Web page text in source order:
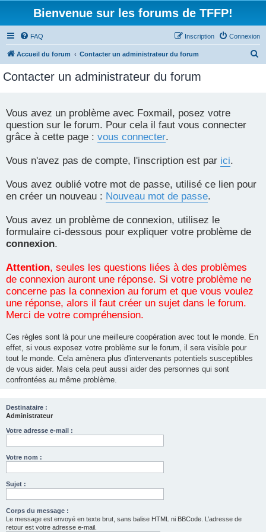
Bienvenue sur les forums de TFFP!
FAQ Connexion
Inscription
Accueil du forum Contacter un administrateur du forum
Contacter un administrateur du forum
Vous avez un problème avec Foxmail, posez votre
question sur le forum. Pour cela il faut vous connecter
grâce à cette page : vous connecter.
Vous n'avez pas de compte, l'inscription est par ici.
Vous avez oublié votre mot de passe, utilisé ce lien pour
en créer un nouveau : Nouveau mot de passe.
Vous avez un problème de connexion, utilisez le
formulaire ci-dessous pour expliquer votre problème de
connexion.
Attention, seules les questions liées à des problèmes
de connexion auront une réponse. Si votre problème ne
concerne pas la connexion au forum et que vous voulez
une réponse, alors il faut créer un sujet dans le forum.
Merci de votre compréhension.
Ces règles sont là pour une meilleure coopération avec tout le monde. En
effet, si vous exposez votre problème sur le forum, il sera visible pour
tout le monde. Cela amènera plus d'intervenants potentiels susceptibles
de vous aider. Mais cela peut aussi aider des personnes qui sont
confrontées au même problème.
Destinataire :
Administrateur
Votre adresse e-mail :
Votre nom :
Sujet :
Corps du message :
Le message est envoyé en texte brut, sans balise HTML ni BBCode. L’adresse de
retour est votre adresse e-mail.